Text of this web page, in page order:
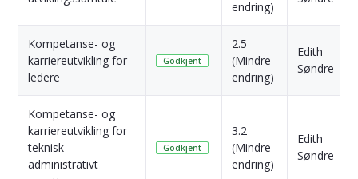
endring)
Kompetanse- og
karriereutvikling for
ledere
Godkjent
2.5
(Mindre
endring)
Edith
Søndre
Kompetanse- og
karriereutvikling for
teknisk-
administrativt
Godkjent
3.2
(Mindre
endring)
Edith
Søndre